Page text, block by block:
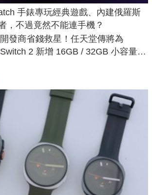
手錶專玩經典遊戲、內建俄羅斯
，不過竟然不能連手機？
開發商省錢救星！任天堂傳將為
Switch 2 新增 16GB / 32GB 小容量遊